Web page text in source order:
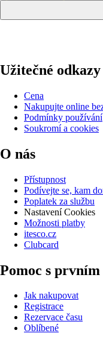
Užitečné odkazy
Cena
Nakupujte online
Podmínky používání
Soukromí a cookies
O nás
Přístupnost
Podívejte se, kam
Poplatek za službu
Nastavení Cookies
Možnosti platby
itesco.cz
Clubcard
Pomoc s
Jak nakupovat
Registrace
Rezervace času
Oblíbené